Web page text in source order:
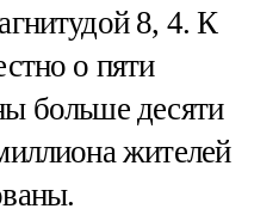
8, 4. К
о пяти
больше десяти
жителей